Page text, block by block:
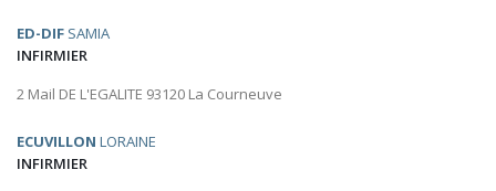
ED-DIF SAMIA
INFIRMIER
2 Mail DE L'EGALITE 93120 La Courneuve
ECUVILLON LORAINE
INFIRMIER